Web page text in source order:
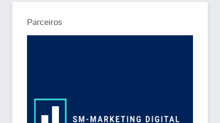
Parceiros